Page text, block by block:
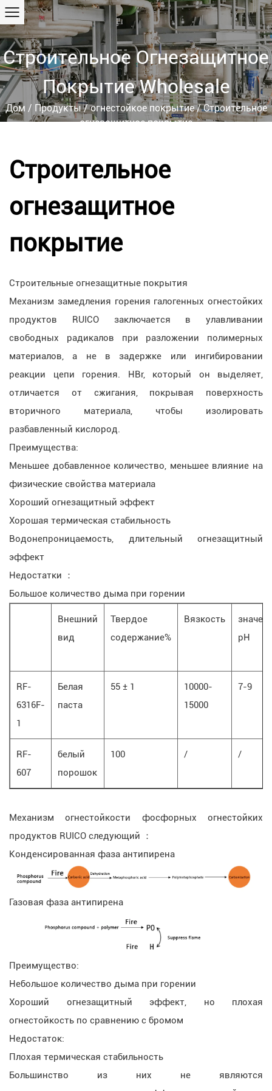
Строительное Огнезащитное
Покрытие Wholesale
Дом / Продукты/огнестойкое покрытие/Строительное
огнезащитное покрытие
Строительное
огнезащитное
покрытие
Строительные огнезащитные покрытия
Механизм замедления горения галогенных огнестойких
продуктов RUICO заключается в улавливании
свободных радикалов при разложении полимерных
материалов, а не в задержке или ингибировании
реакции цепи горения. HBr, который он выделяет,
отличается от сжигания, покрывая поверхность
вторичного материала, чтобы изолировать
разбавленный кислород.
Преимущества:
Меньшее добавленное количество, меньшее влияние на
физические свойства материала
Хороший огнезащитный эффект
Хорошая термическая стабильность
Водонепроницаемость, длительный огнезащитный
эффект
Недостатки ：
Большое количество дыма при горении
Внешний
вид
Твердое
содержание%
Вязкость
pH
RF-
6316F-
1
Белая
паста
55 ± 1
10000-
15000
7-9
RF-
607
белый
порошок
100 / /
Механизм огнестойкости фосфорных огнестойких
продуктов RUICO следующий ：
Конденсированная фаза антипирена
Газовая фаза антипирена
Преимущество:
Небольшое количество дыма при горении
Хороший огнезащитный эффект, но плохая
огнестойкость по сравнению с бромом
Недостаток:
Плохая термическая стабильность
Большинство из них не являются